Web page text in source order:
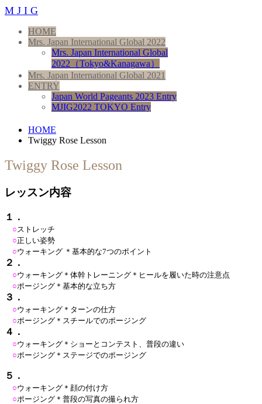
M J I G
HOME
Mrs. Japan International Global 2022
Mrs. Japan International Global
2022（Tokyo&Kanagawa）
Mrs. Japan International Global 2021
ENTRY
Japan World Pageants 2023 Entry
MJIG2022 TOKYO Entry
HOME
Twiggy Rose Lesson
Twiggy Rose Lesson
レッスン内容
１．
○ ストレッチ
○正しい姿勢
○ウォーキング ＊基本的な7つのポイント
２．
○ウォーキング＊体幹トレーニング＊ヒールを履いた時の注意点
○ポージング＊基本的な立ち方
３．
○ウォーキング＊ターンの仕方
○ポージング＊スチールでのポージング
４．
○ウォーキング＊ショーとコンテスト、普段の違い
○ポージング＊ステージでのポージング
５．
○ウォーキング＊顔の付け方
○ポージング＊普段の写真の撮られ方